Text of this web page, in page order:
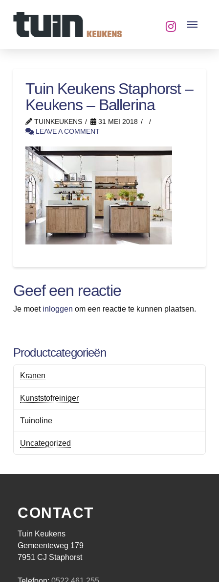
Tuin Keukens Staphorst –
Keukens – Ballerina
TUINKEUKENS
31 MEI 2018
LEAVE A COMMENT
Geef een reactie
Je moet inloggen om een reactie te kunnen plaatsen.
Productcategorieën
Kranen
Kunststofreiniger
Tuinoline
Uncategorized
CONTACT
Tuin Keukens
Gemeenteweg 179
7951 CJ Staphorst